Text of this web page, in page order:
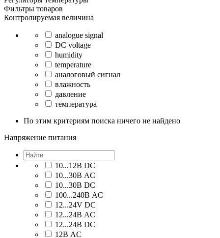
Фильтры товаров
Контролируемая величина
analogue signal
DC voltage
humidity
temperature
аналоговый сигнал
влажность
давление
температура
По этим критериям поиска ничего не найдено
Напряжение питания
10...12В DC
10...30В AC
10...30В DC
100...240В AC
12...24V DC
12...24В AC
12...24В DC
12В AC